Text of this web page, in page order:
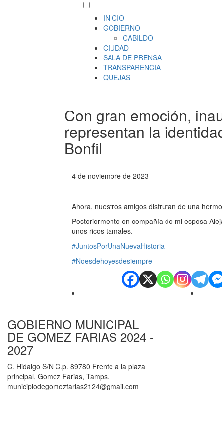
INICIO
GOBIERNO
CABILDO
CIUDAD
SALA DE PRENSA
TRANSPARENCIA
QUEJAS
Con gran emoción,
representan la
Bonfil
4 de noviembre de 2023
Ahora, nuestros amigos disfrutan de una
Posteriormente en compañía de mi esposa
unos ricos tamales.
#JuntosPorUnaNuevaHistoria
#Noesdehoyesdesiempre
GOBIERNO MUNICIPAL
DE GOMEZ FARIAS 2024 -
2027
C. Hidalgo S/N C.p. 89780 Frente a la plaza
principal, Gomez Farias, Tamps.
municipiodegomezfarias2124@gmail.com